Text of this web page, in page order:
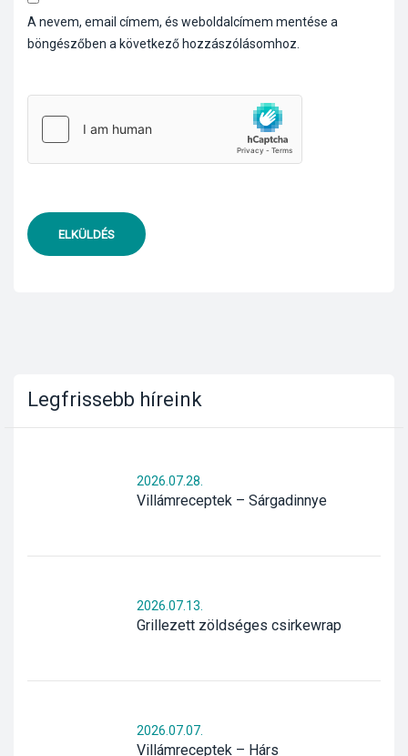
A nevem, email címem, és weboldalcímem mentése a
böngészőben a következő hozzászólásomhoz.
ELKÜLDÉS
Legfrissebb híreink
Villámreceptek – Sárgadinnye
2026.07.28.
Grillezett zöldséges csirkewrap
2026.07.13.
Villámreceptek – Hárs
2026.07.07.